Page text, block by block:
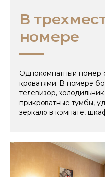
В
номере
Однокомнатный номер
кроватями. В номере
телевизор,
прикроватные тумбы,
зеркало в комнате,